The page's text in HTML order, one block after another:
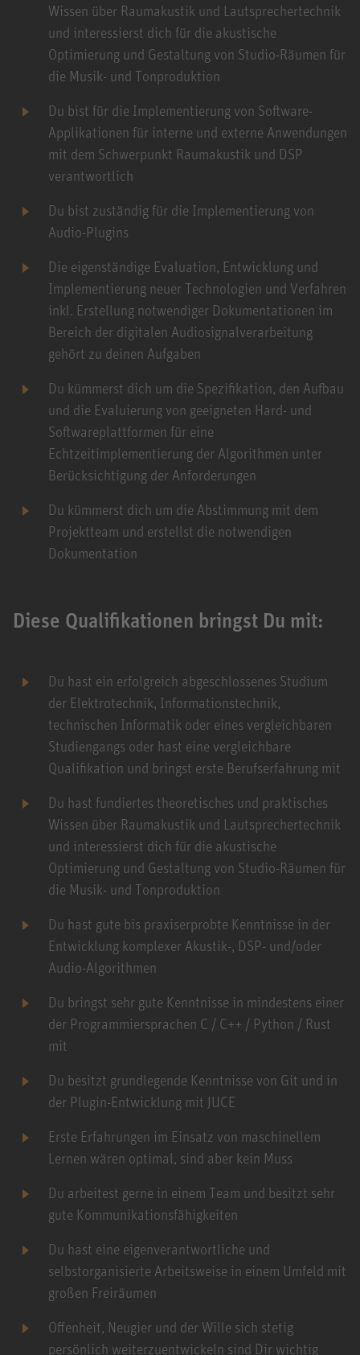
Wissen über Raumakustik und Lautsprechertechnik
und interessierst dich für die akustische
Optimierung und Gestaltung von Studio-Räumen für
die Musik- und Tonproduktion
Du bist für die Implementierung von Software-
Applikationen für interne und externe Anwendungen
mit dem Schwerpunkt Raumakustik und DSP
verantwortlich
Du bist zuständig für die Implementierung von
Audio-Plugins
Die eigenständige Evaluation, Entwicklung und
Implementierung neuer Technologien und Verfahren
inkl. Erstellung notwendiger Dokumentationen im
Bereich der digitalen Audiosignalverarbeitung
gehört zu deinen Aufgaben
Du kümmerst dich um die Spezifikation, den Aufbau
und die Evaluierung von geeigneten Hard- und
Softwareplattformen für eine
Echtzeitimplementierung der Algorithmen unter
Berücksichtigung der Anforderungen
Du kümmerst dich um die Abstimmung mit dem
Projektteam und erstellst die notwendigen
Dokumentation
Diese Qualifikationen bringst Du mit:
Du hast ein erfolgreich abgeschlossenes Studium
der Elektrotechnik, Informationstechnik,
technischen Informatik oder eines vergleichbaren
Studiengangs oder hast eine vergleichbare
Qualifikation und bringst erste Berufserfahrung mit
Du hast fundiertes theoretisches und praktisches
Wissen über Raumakustik und Lautsprechertechnik
und interessierst dich für die akustische
Optimierung und Gestaltung von Studio-Räumen für
die Musik- und Tonproduktion
Du hast gute bis praxiserprobte Kenntnisse in der
Entwicklung komplexer Akustik-, DSP- und/oder
Audio-Algorithmen
Du bringst sehr gute Kenntnisse in mindestens einer
der Programmiersprachen C / C++ / Python / Rust
mit
Du besitzt grundlegende Kenntnisse von Git und in
der Plugin-Entwicklung mit JUCE
Erste Erfahrungen im Einsatz von maschinellem
Lernen wären optimal, sind aber kein Muss
Du arbeitest gerne in einem Team und besitzt sehr
gute Kommunikationsfähigkeiten
Du hast eine eigenverantwortliche und
selbstorganisierte Arbeitsweise in einem Umfeld mit
großen Freiräumen
Offenheit, Neugier und der Wille sich stetig
persönlich weiterzuentwickeln sind Dir wichtig